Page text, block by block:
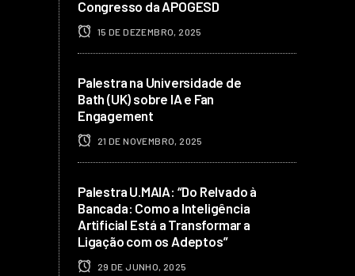
Congresso da APOGESD
15 DE DEZEMBRO, 2025
Palestra na Universidade de
Bath (UK) sobre IA e Fan
Engagement
21 DE NOVEMBRO, 2025
Palestra U.MAIA: “Do Relvado à
Bancada: Como a Inteligência
Artificial Está a Transformar a
Ligação com os Adeptos”
29 DE JUNHO, 2025